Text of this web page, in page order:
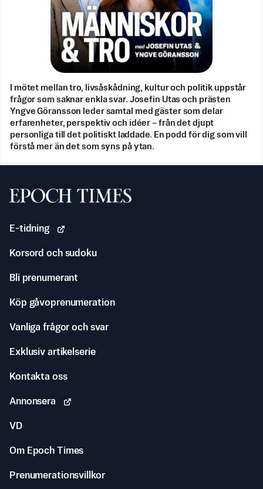
I mötet mellan tro, livsåskådning, kultur och politik uppstår
frågor som saknar enkla svar. Josefin Utas och prästen
Yngve Göransson leder samtal med gäster som delar
erfarenheter, perspektiv och idéer – från det djupt
personliga till det politiskt laddade. En podd för dig som vill
förstå mer än det som syns på ytan.
Svenska Epoch Times
E-tidning
Korsord och sudoku
Bli prenumerant
Köp gåvoprenumeration
Vanliga frågor och svar
Exklusiv artikelserie
Kontakta oss
Annonsera
VD
Om Epoch Times
Prenumerationsvillkor